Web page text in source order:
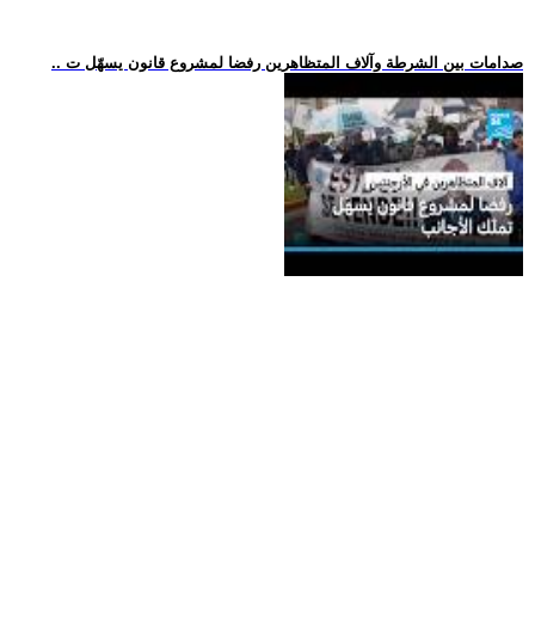
.. صدامات بين الشرطة وآلاف المتظاهرين رفضا لمشروع قانون يسهّل ت